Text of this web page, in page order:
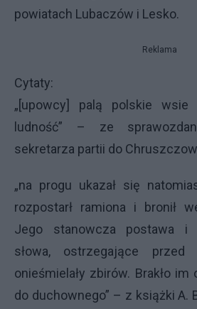
powiatach Lubaczów i Lesko.
Reklama
Cytaty:
„[upowcy] palą polskie
ludność” – ze
sekretarza partii do
„na progu ukazał się
rozpostarł ramiona i bronił
Jego stanowcza postawa i
słowa, ostrzegające przed
onieśmielały zbirów. Brakło
do duchownego” – z książki A.